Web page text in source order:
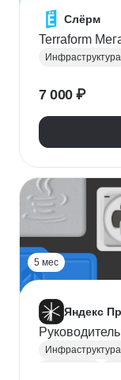
Слёрм
Terraform
Инфраструктура
7 000 ₽
5 мес
Яндекс
Инфраструктура